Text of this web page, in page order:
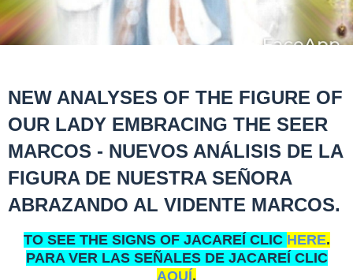
NEW ANALYSES OF THE FIGURE OF
OUR LADY EMBRACING THE SEER
MARCOS - NUEVOS ANÁLISIS DE LA
FIGURA DE NUESTRA SEÑORA
ABRAZANDO AL VIDENTE MARCOS.
TO SEE THE SIGNS OF JACAREÍ CLIC HERE.
PARA VER LAS SEÑALES DE JACAREÍ CLIC
AQUÍ.